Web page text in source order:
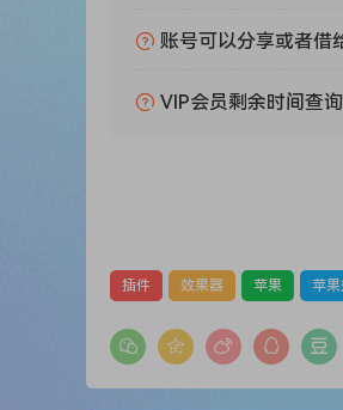
– Mac and Windows:
账号可以分享或者借
VIP会员剩余时间查询
插件 效果器 苹果 苹